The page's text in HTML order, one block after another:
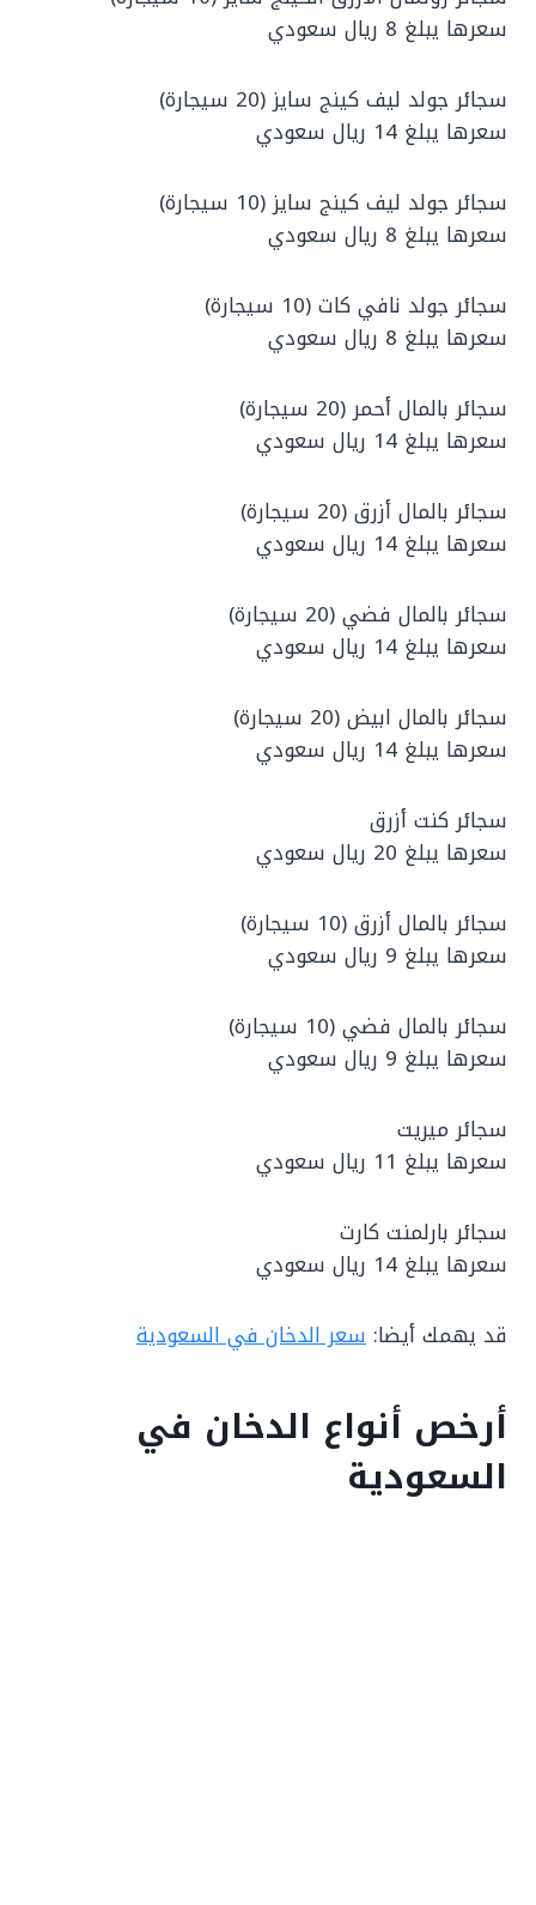
سعرها يبلغ 8 ريال سعودي
سجائر جولد ليف كينج سايز (20 سيجارة)
سعرها يبلغ 14 ريال سعودي
سجائر جولد ليف كينج سايز (10 سيجارة)
سعرها يبلغ 8 ريال سعودي
سجائر جولد نافي كات (10 سيجارة)
سعرها يبلغ 8 ريال سعودي
سجائر بالمال أحمر (20 سيجارة)
سعرها يبلغ 14 ريال سعودي
سجائر بالمال أزرق (20 سيجارة)
سعرها يبلغ 14 ريال سعودي
سجائر بالمال فضي (20 سيجارة)
سعرها يبلغ 14 ريال سعودي
سجائر بالمال ابيض (20 سيجارة)
سعرها يبلغ 14 ريال سعودي
سجائر كنت أزرق
سعرها يبلغ 20 ريال سعودي
سجائر بالمال أزرق (10 سيجارة)
سعرها يبلغ 9 ريال سعودي
سجائر بالمال فضي (10 سيجارة)
سعرها يبلغ 9 ريال سعودي
سجائر ميريت
سعرها يبلغ 11 ريال سعودي
سجائر بارلمنت كارت
سعرها يبلغ 14 ريال سعودي
قد يهمك أيضا: سعر الدخان في السعودية
أرخص أنواع الدخان في
السعودية